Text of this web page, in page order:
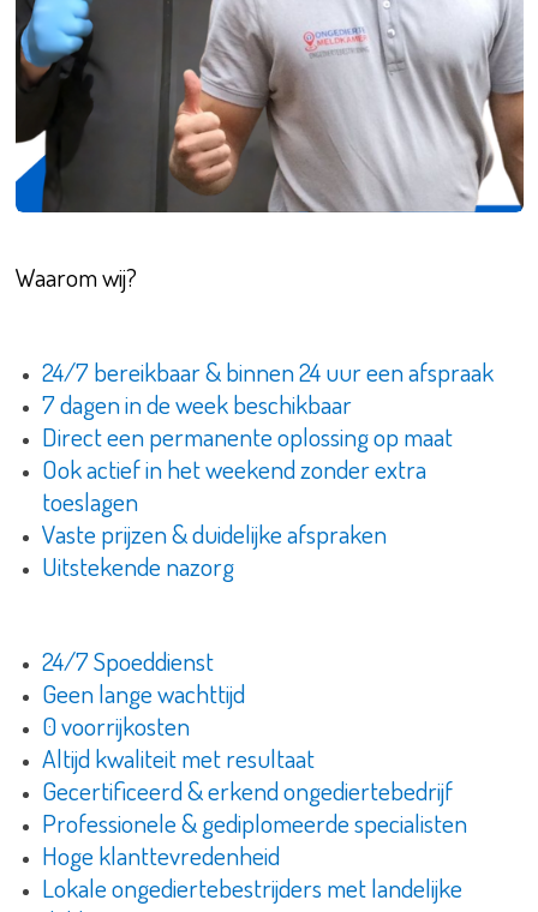
Waarom wij?
24/7 bereikbaar & binnen 24 uur een afspraak
7 dagen in de week beschikbaar
Direct een permanente oplossing op maat
Ook actief in het weekend zonder extra
toeslagen
Vaste prijzen & duidelijke afspraken
Uitstekende nazorg
24/7 Spoeddienst
Geen lange wachttijd
0 voorrijkosten
Altijd kwaliteit met resultaat
Gecertificeerd & erkend ongediertebedrijf
Professionele & gediplomeerde specialisten
Hoge klanttevredenheid
Lokale ongediertebestrijders met landelijke